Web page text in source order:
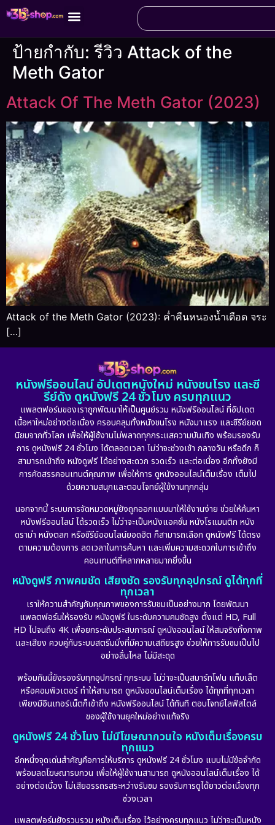
ป้ายกำกับ:รีวิว Attack of the
Meth Gator
Attack Of The Meth Gator (2023)
Attack of the Meth Gator (2023): ค่ำคืนหนองน้ำเดือด จระ
[…]
หนังฟรีออนไลน์ อัปเดตหนังใหม่ หนังชนโรง และซี
รีย์ดัง ดูหนังฟรี 24 ชั่วโมง ครบทุกแนว
แพลตฟอร์มของเราถูกพัฒนาให้เป็นศูนย์รวม หนังฟรีออนไลน์ ที่อัปเดต
เนื้อหาใหม่อย่างต่อเนื่อง ครอบคลุมทั้งหนังชนโรง หนังมาแรง และซีรีย์ยอด
นิยมจากทั่วโลก เพื่อให้ผู้ใช้งานไม่พลาดทุกกระแสความบันเทิง พร้อมรองรับ
การ ดูหนังฟรี 24 ชั่วโมง ได้ตลอดเวลา ไม่ว่าจะช่วงเช้า กลางวัน หรือดึก ก็
สามารถเข้าถึง หนังดูฟรี ได้อย่างสะดวก รวดเร็ว และต่อเนื่อง อีกทั้งยังมี
การคัดสรรคอนเทนต์คุณภาพ เพื่อให้การ ดูหนังออนไลน์เต็มเรื่อง เต็มไป
ด้วยความสนุกและตอบโจทย์ผู้ใช้งานทุกกลุ่ม
นอกจากนี้ ระบบการจัดหมวดหมู่ยังถูกออกแบบมาให้ใช้งานง่าย ช่วยให้ค้นหา
หนังฟรีออนไลน์ ได้รวดเร็ว ไม่ว่าจะเป็นหนังแอคชั่น หนังโรแมนติก หนัง
ดราม่า หนังตลก หรือซีรีย์ออนไลน์ยอดฮิต ก็สามารถเลือก ดูหนังฟรี ได้ตรง
ตามความต้องการ ลดเวลาในการค้นหา และเพิ่มความสะดวกในการเข้าถึง
คอนเทนต์ที่หลากหลายมากยิ่งขึ้น
หนังดูฟรี ภาพคมชัด เสียงชัด รองรับทุกอุปกรณ์ ดูได้ทุกที่
ทุกเวลา
เราให้ความสำคัญกับคุณภาพของการรับชมเป็นอย่างมาก โดยพัฒนา
แพลตฟอร์มให้รองรับ หนังดูฟรี ในระดับความคมชัดสูง ตั้งแต่ HD, Full
HD ไปจนถึง 4K เพื่อยกระดับประสบการณ์ ดูหนังออนไลน์ ให้สมจริงทั้งภาพ
และเสียง ควบคู่กับระบบสตรีมมิ่งที่มีความเสถียรสูง ช่วยให้การรับชมเป็นไป
อย่างลื่นไหล ไม่มีสะดุด
พร้อมกันนี้ยังรองรับทุกอุปกรณ์ ทุกระบบ ไม่ว่าจะเป็นสมาร์ทโฟน แท็บเล็ต
หรือคอมพิวเตอร์ ทำให้สามารถ ดูหนังออนไลน์เต็มเรื่อง ได้ทุกที่ทุกเวลา
เพียงมีอินเทอร์เน็ตก็เข้าถึง หนังฟรีออนไลน์ ได้ทันที ตอบโจทย์ไลฟ์สไตล์
ของผู้ใช้งานยุคใหม่อย่างแท้จริง
ดูหนังฟรี 24 ชั่วโมง ไม่มีโฆษณากวนใจ หนังเต็มเรื่องครบ
ทุกแนว
อีกหนึ่งจุดเด่นสำคัญคือการให้บริการ ดูหนังฟรี 24 ชั่วโมง แบบไม่มีข้อจำกัด
พร้อมลดโฆษณารบกวน เพื่อให้ผู้ใช้งานสามารถ ดูหนังออนไลน์เต็มเรื่อง ได้
อย่างต่อเนื่อง ไม่เสียอรรถรสระหว่างรับชม รองรับการดูได้ยาวต่อเนื่องทุก
ช่วงเวลา
แพลตฟอร์มยังรวบรวม หนังเต็มเรื่อง ไว้อย่างครบทุกแนว ไม่ว่าจะเป็นหนัง